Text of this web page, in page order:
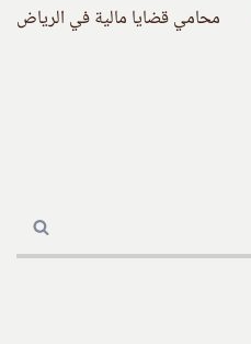
محامي قضايا مالية في الرياض